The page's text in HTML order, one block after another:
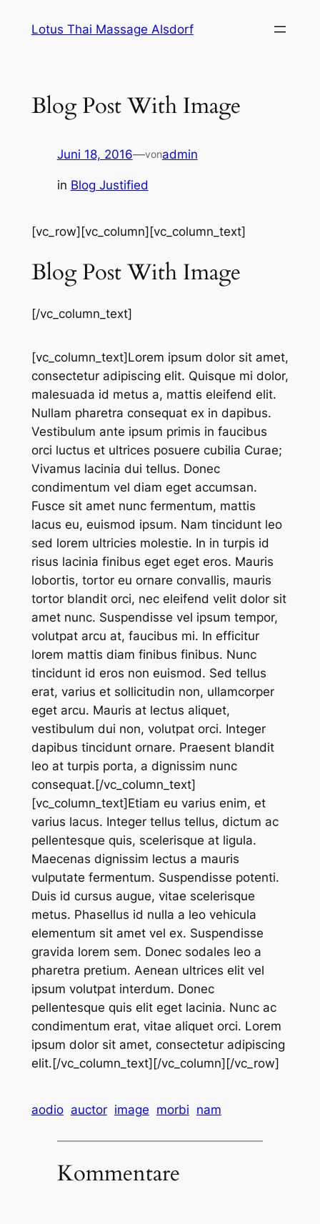
InhaltLotus Thai Massage Alsdorf
Blog Post With Image
Juni 18, 2016—vonadmin
in Blog Justified
[vc_row][vc_column][vc_column_text]
Blog Post With Image
[/vc_column_text]
[vc_column_text]Lorem ipsum dolor sit amet,
consectetur adipiscing elit. Quisque mi dolor,
malesuada id metus a, mattis eleifend elit.
Nullam pharetra consequat ex in dapibus.
Vestibulum ante ipsum primis in faucibus
orci luctus et ultrices posuere cubilia Curae;
Vivamus lacinia dui tellus. Donec
condimentum vel diam eget accumsan.
Fusce sit amet nunc fermentum, mattis
lacus eu, euismod ipsum. Nam tincidunt leo
sed lorem ultricies molestie. In in turpis id
risus lacinia finibus eget eget eros. Mauris
lobortis, tortor eu ornare convallis, mauris
tortor blandit orci, nec eleifend velit dolor sit
amet nunc. Suspendisse vel ipsum tempor,
volutpat arcu at, faucibus mi. In efficitur
lorem mattis diam finibus finibus. Nunc
tincidunt id eros non euismod. Sed tellus
erat, varius et sollicitudin non, ullamcorper
eget arcu. Mauris at lectus aliquet,
vestibulum dui non, volutpat orci. Integer
dapibus tincidunt ornare. Praesent blandit
leo at turpis porta, a dignissim nunc
consequat.[/vc_column_text]
[vc_column_text]Etiam eu varius enim, et
varius lacus. Integer tellus tellus, dictum ac
pellentesque quis, scelerisque at ligula.
Maecenas dignissim lectus a mauris
vulputate fermentum. Suspendisse potenti.
Duis id cursus augue, vitae scelerisque
metus. Phasellus id nulla a leo vehicula
elementum sit amet vel ex. Suspendisse
gravida lorem sem. Donec sodales leo a
pharetra pretium. Aenean ultrices elit vel
ipsum volutpat interdum. Donec
pellentesque quis elit eget lacinia. Nunc ac
condimentum erat, vitae aliquet orci. Lorem
ipsum dolor sit amet, consectetur adipiscing
elit.[/vc_column_text][/vc_column][/vc_row]
aodio auctor image morbi nam
Kommentare